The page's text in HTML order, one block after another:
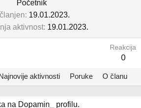
Početnik
19.01.2023.
aktivnost 19.01.2023.
Reakcija
0
aktivnosti Poruke O članu
na Dopamin_ profilu.